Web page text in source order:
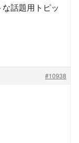
話題用トピッ
#10938